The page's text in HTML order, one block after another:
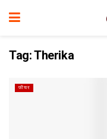
Tag:Therika
फीचर